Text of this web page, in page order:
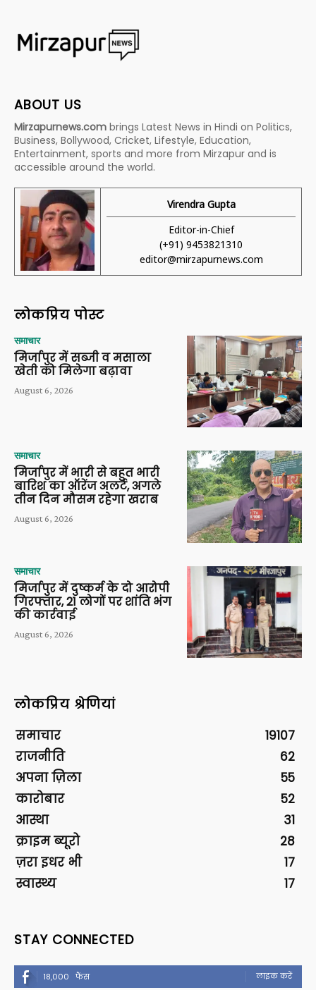
ABOUT US
Mirzapurnews.com brings Latest News in Hindi on Politics,
Business, Bollywood, Cricket, Lifestyle, Education,
Entertainment, sports and more from Mirzapur and is
accessible around the world.
Virendra Gupta
Editor-in-Chief
(+91) 9453821310
editor@mirzapurnews.com
लोकप्रिय पोस्ट
समाचार
मिर्जापुर में सब्जी व मसाला
खेती को मिलेगा बढ़ावा
August 6, 2026
समाचार
मिर्जापुर में भारी से बहुत भारी
बारिश का ऑरेंज अलर्ट, अगले
तीन दिन मौसम रहेगा खराब
August 6, 2026
समाचार
मिर्जापुर में दुष्कर्म के दो आरोपी
गिरफ्तार, 21 लोगों पर शांति भंग
की कार्रवाई
August 6, 2026
लोकप्रिय श्रेणियां
समाचार
19107
राजनीति
62
अपना ज़िला
55
कारोबार
52
आस्था
31
क्राइम ब्यूरो
28
ज़रा इधर भी
17
स्वास्थ्य
17
STAY CONNECTED
18,000 फैंस लाइक करें